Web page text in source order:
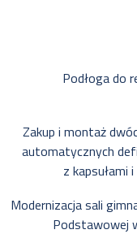
Podłoga do
Zakup i montaż
automatycznych
z kapsułami
Modernizacja sali
Podstawowej